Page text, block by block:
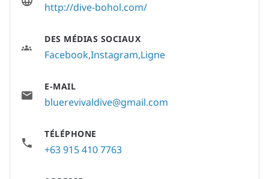
http://dive-bohol.com/
DES MÉDIAS SOCIAUX
FacebookInstagram Ligne
E-MAIL
bluerevivaldive@gmail.com
TÉLÉPHONE
+63 915 410 7763